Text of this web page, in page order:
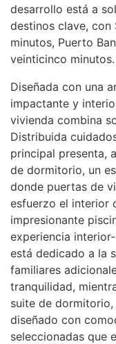
desarrollo está a
destinos clave, con
minutos, Puerto
veinticinco minutos.
Diseñada con una
impactante y
vivienda combina
Distribuida
principal presenta,
de dormitorio, un
donde puertas de
esfuerzo el interior
impresionante
experiencia
está dedicado a la
familiares
tranquilidad,
suite de
diseñado con
seleccionadas que